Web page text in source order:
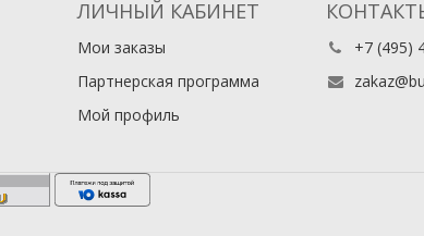
ЛИЧНЫЙ КАБИНЕТ
Мои заказы
Партнерская программа
Мой профиль
+7 (495)